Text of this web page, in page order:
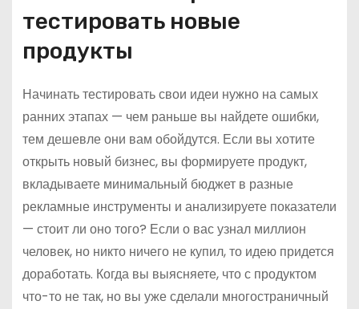
тестировать новые
продукты
Начинать тестировать свои идеи нужно на самых
ранних этапах — чем раньше вы найдете ошибки,
тем дешевле они вам обойдутся. Если вы хотите
открыть новый бизнес, вы формируете продукт,
вкладываете минимальный бюджет в разные
рекламные инструменты и анализируете показатели
— стоит ли оно того? Если о вас узнал миллион
человек, но никто ничего не купил, то идею придется
доработать. Когда вы выясняете, что с продуктом
что-то не так, но вы уже сделали многостраничный